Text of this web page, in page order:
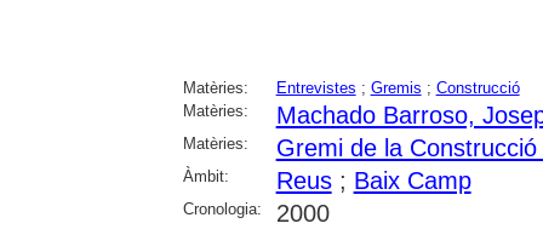
Matèries: Entrevistes ; Gremis ; Construcció
Matèries:
Machado Barroso,
Matèries: Gremi de la
Àmbit: Reus; Baix Camp
Cronologia: 2000